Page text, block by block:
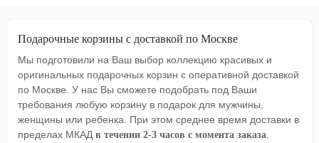
Подарочные корзины с доставкой по Москве
Мы подготовили на Ваш выбор коллекцию красивых и
оригинальных подарочных корзин с оперативной доставкой
по Москве. У нас Вы сможете подобрать под Ваши
требования любую корзину в подарок для мужчины,
женщины или ребенка. При этом среднее время доставки в
пределах МКАД в течении 2-3 часов с момента заказа